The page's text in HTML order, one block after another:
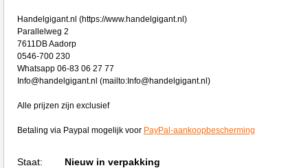
Handelgigant.nl (https://www.handelgigant.nl)
Parallelweg 2
7611DB Aadorp
0546-700 230
Whatsapp 06-83 06 27 77
Info@handelgigant.nl (mailto:Info@handelgigant.nl)
Alle prijzen zijn exclusief
Betaling via Paypal mogelijk voor PayPal-aankoopbescherming
Staat:
Nieuw in verpakking